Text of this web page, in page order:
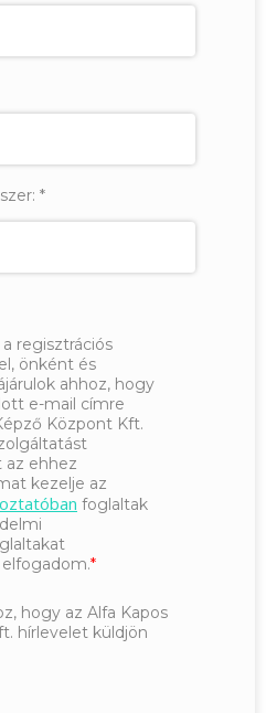
*
regisztrációs
önként és
ahhoz, hogy
e-mail címre
Központ Kft.
az ehhez
kezelje az
foglaltak
hogy az Alfa Kapos
hírlevelet küldjön